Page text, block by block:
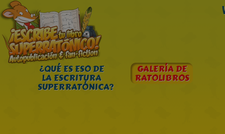
¿QUÉ ES ESO DE
LA ESCRITURA
SUPERRATÓNICA?
GALERÍA DE
RATOLIBROS